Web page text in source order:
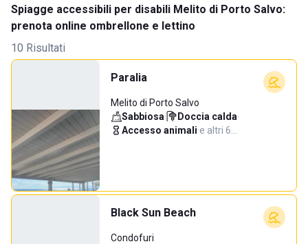
Spiagge accessibili per disabili Melito di Porto Salvo:
prenota online ombrellone e lettino
10 Risultati
Paralia
Melito di Porto Salvo
Sabbiosa· Doccia calda·
Accesso animali·e altri 6…
Black Sun Beach
Condofuri